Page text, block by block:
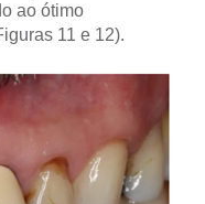
ao ótimo
11 e 12).